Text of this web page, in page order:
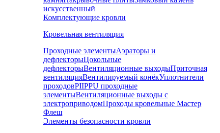
искусственный
Комплектующие кровли
Кровельная вентиляция
Проходные элементыАэраторы и
дефлекторыЦокольные
дефлекторыВентиляционные выходыПриточная
вентиляцияВентилируемый конёкУплотнители
проходовPIIPPU проходные
элементыВентиляционные выходы с
электроприводомПроходы кровельные Мастер
Флеш
Элементы безопасности кровли